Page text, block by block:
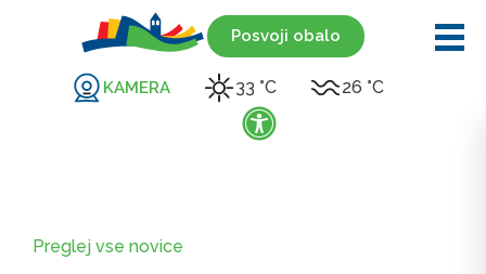
Posvoji obalo
KAMERA 33 °C 26 °C
Preglej vse novice